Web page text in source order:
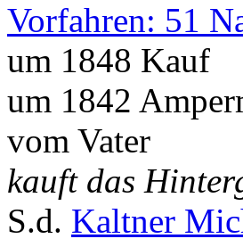
Vorfahren: 51
um 1848 Kauf
um 1842
vom Vater
kauft das
S.d. Kaltner